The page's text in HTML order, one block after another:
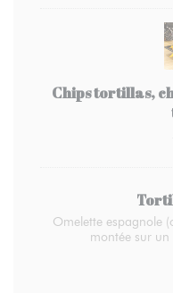
Chips tortillas,
Omelette espagnole
montée sur